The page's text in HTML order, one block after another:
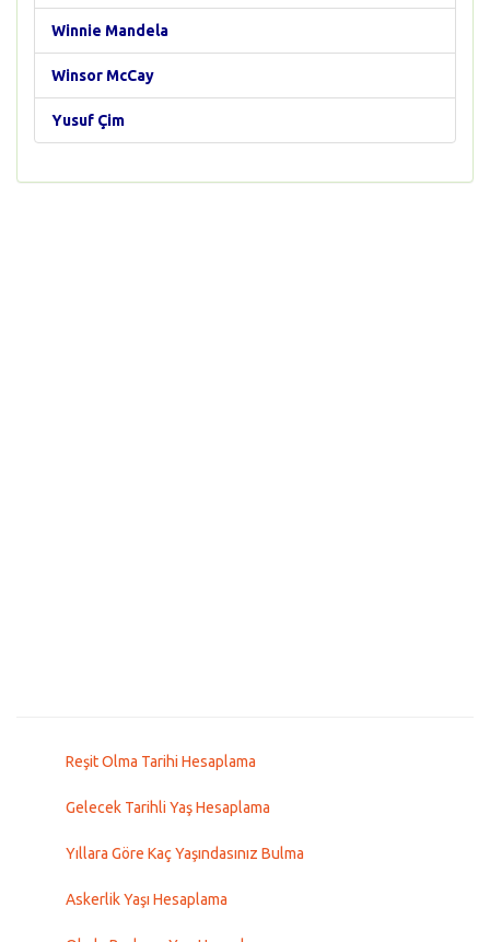
Winnie Mandela
Winsor McCay
Yusuf Çim
Reşit Olma Tarihi Hesaplama
Gelecek Tarihli Yaş Hesaplama
Yıllara Göre Kaç Yaşındasınız Bulma
Askerlik Yaşı Hesaplama